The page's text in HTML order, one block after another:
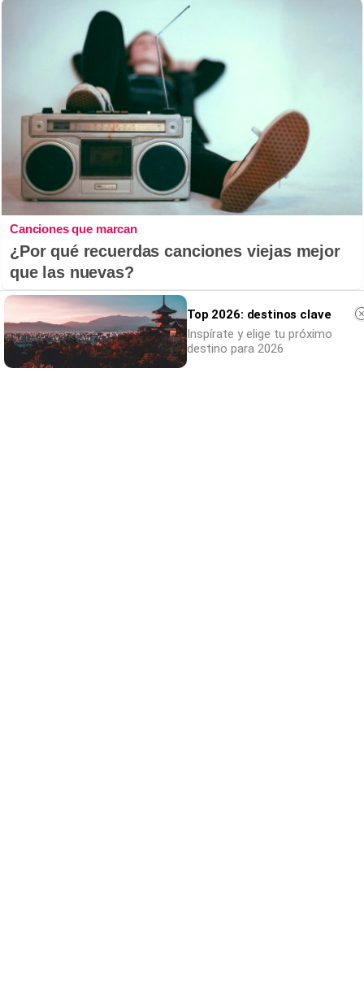
Canciones que marcan
¿Por qué recuerdas canciones viejas mejor
que las nuevas?
Top 2026: destinos clave
Inspírate y elige tu próximo
destino para 2026